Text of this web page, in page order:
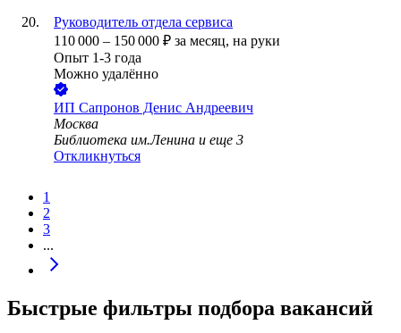
Руководитель отдела сервиса
110 000 – 150 000 ₽ за месяц, на руки
Опыт 1-3 года
Можно удалённо
ИП Сапронов Денис Андреевич
Москва
Библиотека им.Ленина и еще 3
Откликнуться
1
2
3
...
Быстрые фильтры подбора вакансий